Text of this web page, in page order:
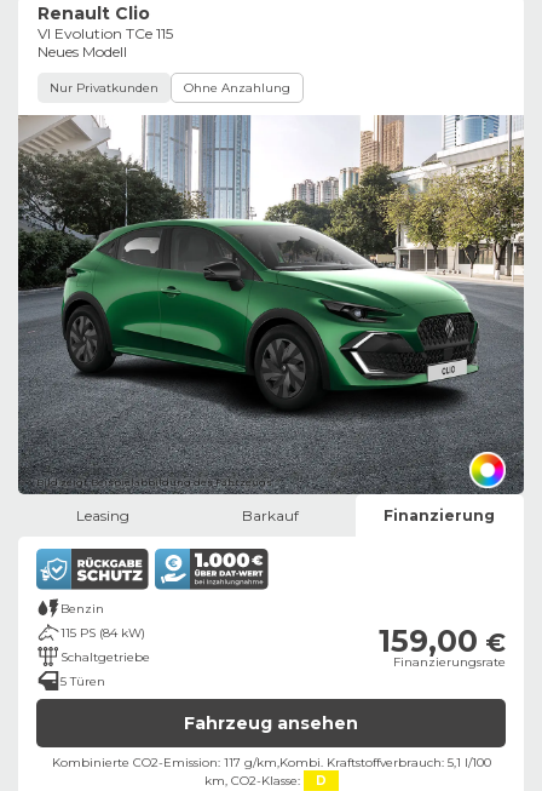
Renault Clio
VI Evolution TCe 115
Neues Modell
Nur Privatkunden Ohne Anzahlung
Bild zeigt Beispielabbildung des Fahrzeugs
Leasing Barkauf Finanzierung
Benzin
115 PS (84 kW)
Schaltgetriebe
5 Türen
159,00 €
Finanzierungsrate
Fahrzeug ansehen
Kombinierte CO2-Emission: 117 g/km,Kombi. Kraftstoffverbrauch: 5,1 l/100
km, CO2-Klasse: D